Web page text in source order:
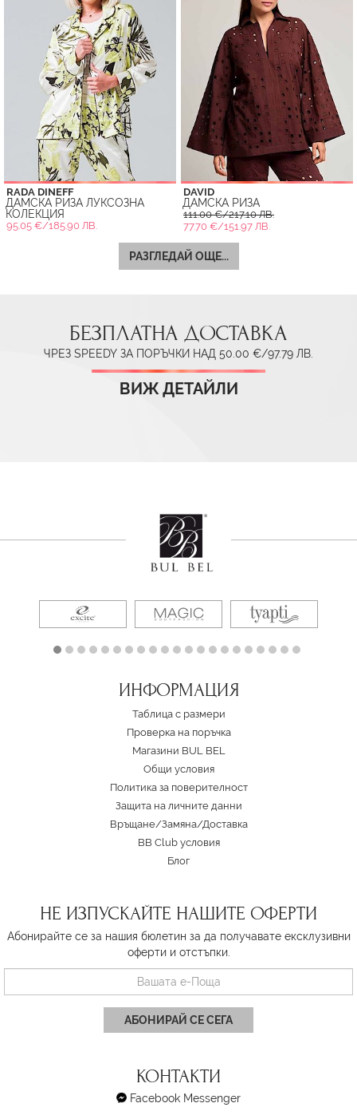
RADA DINEFF
ДАМСКА РИЗА ЛУКСОЗНА
КОЛЕКЦИЯ
95.05 €/185.90 ЛВ.
DAVID
ДАМСКА РИЗА
111.00 €/217.10 ЛВ.
77.70 €/151.97 ЛВ.
РАЗГЛЕДАЙ ОЩЕ...
БЕЗПЛАТНА ДОСТАВКА
ЧРЕЗ SPEEDY ЗА ПОРЪЧКИ НАД 50.00 €/97.79 ЛВ.
ВИЖ ДЕТАЙЛИ
ИНФОРМАЦИЯ
Таблица с размери
Проверка на поръчка
Магазини BUL BEL
Oбщи условия
Политика за поверителност
Защита на личните данни
Връщане/Замяна/Доставка
BB Club условия
Блог
НЕ ИЗПУСКАЙТЕ НАШИТЕ ОФЕРТИ
Абонирайте се за нашия бюлетин за да получавате ексклузивни
оферти и отстъпки.
АБОНИРАЙ СЕ СЕГА
КОНТАКТИ
Facebook Messenger